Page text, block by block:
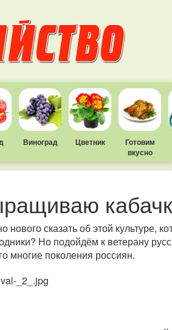
Виноград Цветник
Готовим
вкусно
нового сказать об этой
Но подойдём к ветерану
многие поколения россиян.